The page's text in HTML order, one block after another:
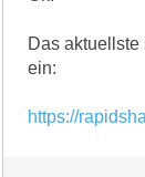
Das
ein:
https://